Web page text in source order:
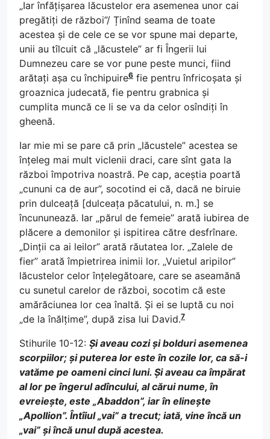
„Iar înfățișarea lăcustelor era asemenea unor cai
pregătiți de război”/ Ținînd seama de toate
acestea și de cele ce se vor spune mai departe,
unii au tîlcuit că „lăcustele” ar fi Îngerii lui
Dumnezeu care se vor pune peste munci, fiind
arătați așa cu închipuire6 fie pentru înfricoșata și
groaznica judecată, fie pentru grabnica și
cumplita muncă ce li se va da celor osîndiți în
gheenă.
Iar mie mi se pare că prin „lăcustele” acestea se
înțeleg mai mult viclenii draci, care sînt gata la
război împotriva noastră. Pe cap, aceștia poartă
„cununi ca de aur”, socotind ei că, dacă ne biruie
prin dulceață [dulceața păcatului, n. m.] se
încununează. Iar „părul de femeie” arată iubirea de
plăcere a demonilor și ispitirea către desfrînare.
„Dinții ca ai leilor” arată răutatea lor. „Zalele de
fier” arată împietrirea inimii lor. „Vuietul aripilor”
lăcustelor celor înțelegătoare, care se aseamănă
cu sunetul carelor de război, socotim că este
amărăciunea lor cea înaltă. Și ei se luptă cu noi
„de la înălțime”, după zisa lui David.7
Stihurile 10-12: Și aveau cozi și bolduri asemenea
scorpiilor; și puterea lor este în cozile lor, ca să-i
vatăme pe oameni cinci luni. Și aveau ca împărat
al lor pe îngerul adîncului, al cărui nume, în
evreiește, este „Abaddon”, iar în elinește
„Apollion”. Întîiul „vai” a trecut; iată, vine încă un
„vai” și încă unul după acestea.